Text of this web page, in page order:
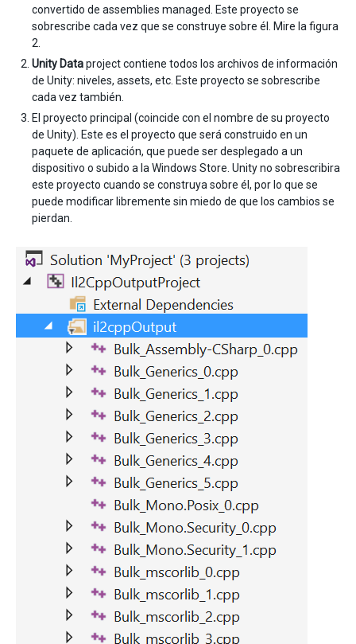
convertido de assemblies managed. Este proyecto se
sobrescribe cada vez que se construye sobre él. Mire la figura
2.
Unity Dataproject contiene todos los archivos de información
de Unity: niveles, assets, etc. Este proyecto se sobrescribe
cada vez también.
El proyecto principal (coincide con el nombre de su proyecto
de Unity). Este es el proyecto que será construido en un
paquete de aplicación, que puede ser desplegado a un
dispositivo o subido a la Windows Store. Unity no sobrescribira
este proyecto cuando se construya sobre él, por lo que se
puede modificar libremente sin miedo de que los cambios se
pierdan.